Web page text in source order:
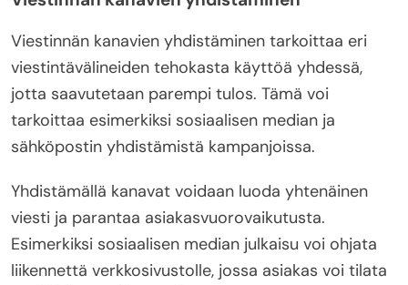
Viestinnän kanavien yhdistäminen tarkoittaa eri
viestintävälineiden tehokasta käyttöä yhdessä,
jotta saavutetaan parempi tulos. Tämä voi
tarkoittaa esimerkiksi sosiaalisen median ja
sähköpostin yhdistämistä kampanjoissa.
Yhdistämällä kanavat voidaan luoda yhtenäinen
viesti ja parantaa asiakasvuorovaikutusta.
Esimerkiksi sosiaalisen median julkaisu voi ohjata
liikennettä verkkosivustolle, jossa asiakas voi tilata